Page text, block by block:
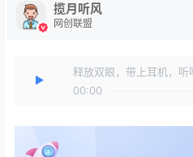
揽月听风
网创联盟
释放双眼，带上耳机，听
00:00